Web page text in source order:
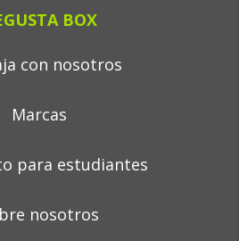
BOX
con nosotros
Marcas
para estudiantes
nosotros